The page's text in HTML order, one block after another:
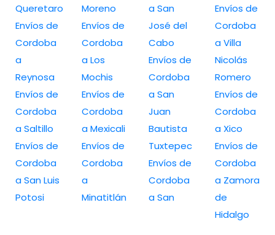
Queretaro
Envíos de
Cordoba
a
Reynosa
Envíos de
Cordoba
a Saltillo
Envíos de
Cordoba
a San Luis
Potosi
Moreno
Envíos de
Cordoba
a Los
Mochis
Envíos de
Cordoba
a Mexicali
Envíos de
Cordoba
a
Minatitlán
a San
José del
Cabo
Envíos de
Cordoba
a San
Juan
Bautista
Tuxtepec
Envíos de
Cordoba
a San
Envíos de
Cordoba
a Villa
Nicolás
Romero
Envíos de
Cordoba
a Xico
Envíos de
Cordoba
a Zamora
de
Hidalgo